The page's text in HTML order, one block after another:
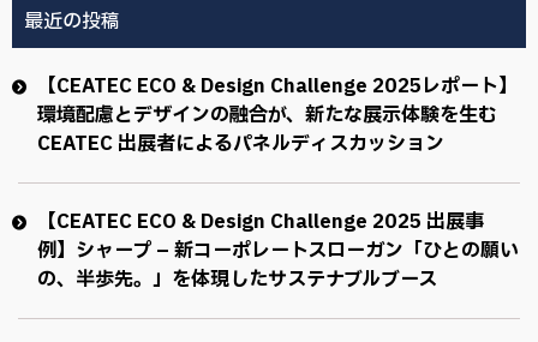
最近の投稿
【CEATEC ECO & Design Challenge 2025レポート】
環境配慮とデザインの融合が、新たな展示体験を生む
CEATEC 出展者によるパネルディスカッション
【CEATEC ECO & Design Challenge 2025 出展事
例】シャープ – 新コーポレートスローガン「ひとの願い
の、半歩先。」を体現したサステナブルブース